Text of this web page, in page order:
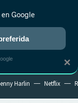
RANKINGS CINE
Harlin Netflix
×
Google